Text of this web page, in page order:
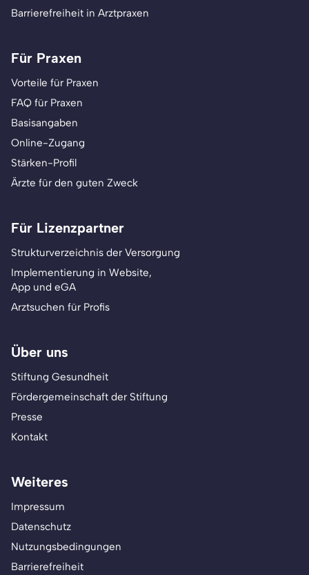
Barrierefreiheit in Arztpraxen
Für Praxen
Vorteile für Praxen
FAQ für Praxen
Basisangaben
Online-Zugang
Stärken-Profil
Ärzte für den guten Zweck
Für Lizenzpartner
Strukturverzeichnis der Versorgung
Implementierung in Website,
App und eGA
Arztsuchen für Profis
Über uns
Stiftung Gesundheit
Fördergemeinschaft der Stiftung
Presse
Kontakt
Weiteres
Impressum
Datenschutz
Nutzungsbedingungen
Barrierefreiheit